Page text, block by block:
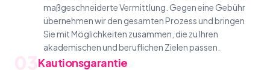
maßgeschneiderte Vermittlung. Gegen eine Gebühr
übernehmen wir den gesamten Prozess und bringen
Sie mit Möglichkeiten zusammen, die zu Ihren
akademischen und beruflichen Zielen passen.
Kautionsgarantie